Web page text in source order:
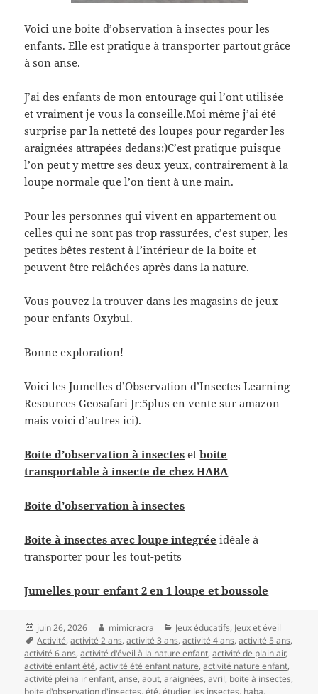
Voici une boite d’observation à insectes pour les
enfants. Elle est pratique à transporter partout grâce
à son anse.
J’ai des enfants de mon entourage qui l’ont utilisée
et vraiment je vous la conseille.Moi même j’ai été
surprise par la netteté des loupes pour regarder les
araignées attrapées dedans:)C’est pratique puisque
l’on peut y mettre ses deux yeux, contrairement à la
loupe normale que l’on tient à une main.
Pour les personnes qui vivent en appartement ou
celles qui ne sont pas trop rassurées, c’est super, les
petites bêtes restent à l’intérieur de la boite et
peuvent être relâchées après dans la nature.
Vous pouvez la trouver dans les magasins de jeux
pour enfants Oxybul.
Bonne exploration!
Voici les Jumelles d’Observation d’Insectes Learning
Resources Geosafari Jr:5plus en vente sur amazon
mais voici d’autres ici).
Boite d’observation à insectes etboite
transportable à insecte de chez HABA
Boite d’observation à insectes
Boite à insectes avec loupe integrée idéale à
transporter pour les tout-petits
Jumelles pour enfant 2 en 1 loupe et boussole
Publié
le
juin 26, 2026 Auteur
mimicracra Catégories
Jeux éducatifs, Jeux et éveil
Mots-
clés
Activité,activité 2 ans,activité 3 ans,activité 4 ans,activité 5 ans,
activité 6 ans,activité d'éveil à la nature enfant,activité de plain air,
activité enfant été,activité été enfant nature,activité nature enfant,
activité pleina ir enfant,anse,aout,araignées,avril, boite à insectes,